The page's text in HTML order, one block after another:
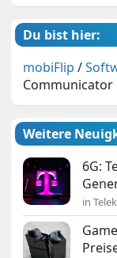
Du bist hier:
mobiFlip /
Communicator
Weitere
6G:
in